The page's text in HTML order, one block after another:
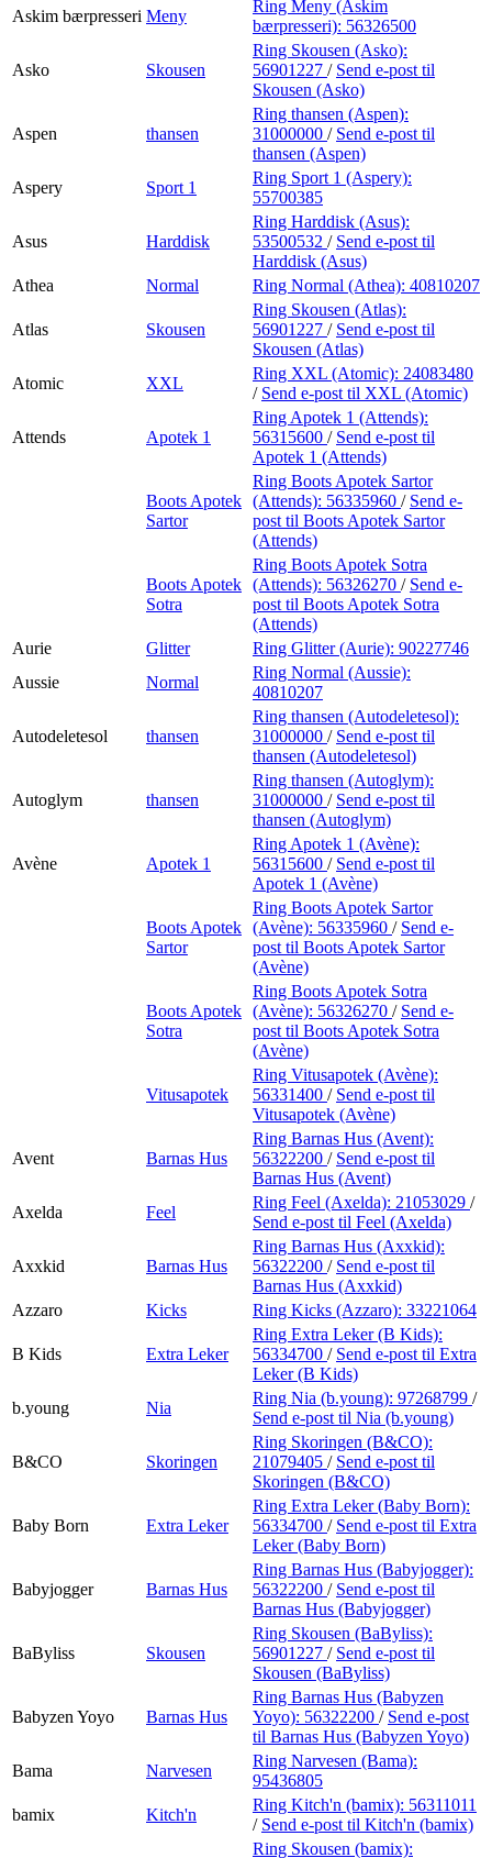
Askim bærpresseri Meny
Ring Meny (Askim
bærpresseri): 56326500
Asko Skousen
Ring Skousen (Asko):
56901227 / Send e-post til
Skousen (Asko)
Aspen thansen
Ring thansen (Aspen):
31000000 / Send e-post til
thansen (Aspen)
Aspery
Sport 1
Ring Sport 1 (Aspery):
55700385
Asus Harddisk
Ring Harddisk (Asus):
53500532 / Send e-post til
Harddisk (Asus)
Athea
Normal Ring Normal (Athea): 40810207
Atlas Skousen
Ring Skousen (Atlas):
56901227 / Send e-post til
Skousen (Atlas)
Atomic
XXL
Ring XXL (Atomic): 24083480
/ Send e-post til XXL (Atomic)
Attends Apotek 1
Ring Apotek 1 (Attends):
56315600 / Send e-post til
Apotek 1 (Attends)
Boots Apotek
Sartor
Ring Boots Apotek Sartor
(Attends): 56335960 / Send e-
post til Boots Apotek Sartor
(Attends)
Boots Apotek
Sotra
Ring Boots Apotek Sotra
(Attends): 56326270 / Send e-
post til Boots Apotek Sotra
(Attends)
Aurie
Glitter Ring Glitter (Aurie): 90227746
Aussie
Normal
Ring Normal (Aussie):
40810207
Autodeletesol thansen
Ring thansen (Autodeletesol):
31000000 / Send e-post til
thansen (Autodeletesol)
Autoglym thansen
Ring thansen (Autoglym):
31000000 / Send e-post til
thansen (Autoglym)
Avène Apotek 1
Ring Apotek 1 (Avène):
56315600 / Send e-post til
Apotek 1 (Avène)
Boots Apotek
Sartor
Ring Boots Apotek Sartor
(Avène): 56335960 / Send e-
post til Boots Apotek Sartor
(Avène)
Boots Apotek
Sotra
Ring Boots Apotek Sotra
(Avène): 56326270 / Send e-
post til Boots Apotek Sotra
(Avène)
Vitusapotek
Ring Vitusapotek (Avène):
56331400 / Send e-post til
Vitusapotek (Avène)
Avent Barnas Hus
Ring Barnas Hus (Avent):
56322200 / Send e-post til
Barnas Hus (Avent)
Axelda
Feel
Ring Feel (Axelda): 21053029 /
Send e-post til Feel (Axelda)
Axxkid Barnas Hus
Ring Barnas Hus (Axxkid):
56322200 / Send e-post til
Barnas Hus (Axxkid)
Azzaro
Kicks Ring Kicks (Azzaro): 33221064
B Kids Extra Leker
Ring Extra Leker (B Kids):
56334700 / Send e-post til Extra
Leker (B Kids)
b.young
Nia
Ring Nia (b.young): 97268799 /
Send e-post til Nia (b.young)
B&CO Skoringen
Ring Skoringen (B&CO):
21079405 / Send e-post til
Skoringen (B&CO)
Baby Born Extra Leker
Ring Extra Leker (Baby Born):
56334700 / Send e-post til Extra
Leker (Baby Born)
Babyjogger Barnas Hus
Ring Barnas Hus (Babyjogger):
56322200 / Send e-post til
Barnas Hus (Babyjogger)
BaByliss Skousen
Ring Skousen (BaByliss):
56901227 / Send e-post til
Skousen (BaByliss)
Babyzen Yoyo Barnas Hus
Ring Barnas Hus (Babyzen
Yoyo): 56322200 / Send e-post
til Barnas Hus (Babyzen Yoyo)
Bama
Narvesen
Ring Narvesen (Bama):
95436805
bamix
Kitch'n
Ring Kitch'n (bamix): 56311011
/ Send e-post til Kitch'n (bamix)
Ring Skousen (bamix):